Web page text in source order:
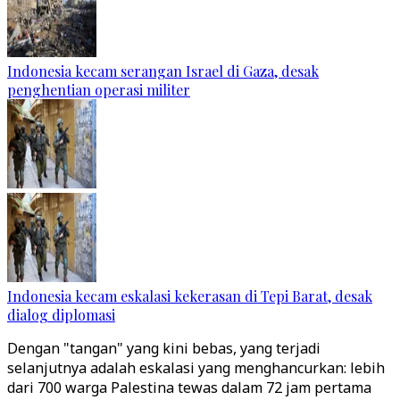
Indonesia kecam serangan Israel di Gaza, desak
penghentian operasi militer
Indonesia kecam eskalasi kekerasan di Tepi Barat, desak
dialog diplomasi
Dengan "tangan" yang kini bebas, yang terjadi
selanjutnya adalah eskalasi yang menghancurkan: lebih
dari 700 warga Palestina tewas dalam 72 jam pertama